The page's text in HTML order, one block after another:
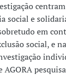
social e
em
social, e
AGORA